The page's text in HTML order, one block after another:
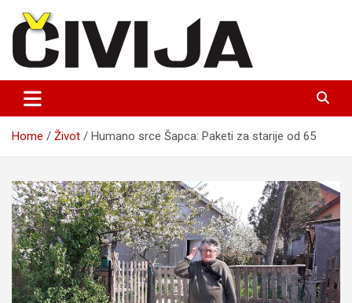
content
Čivija online
Home Život Humano srce Šapca: Paketi za starije od 65